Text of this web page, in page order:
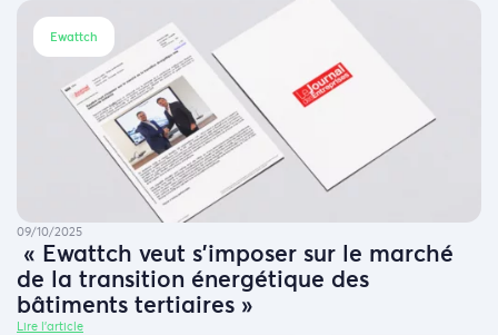
Ewattch
09/10/2025
« Ewattch veut s’imposer sur le marché
de la transition énergétique des
bâtiments tertiaires »
Lire l'article